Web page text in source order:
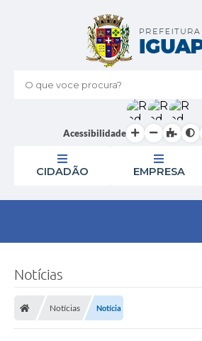
O que voce procura?
Acessibilidade
CIDADÃO EMPRESA
Notícias
Notícias Notícia